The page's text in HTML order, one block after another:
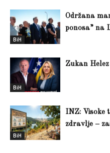
BiH
Održana
ponosa” na
BiH
Zukan
BiH
INZ: Visoke
zdravlje –